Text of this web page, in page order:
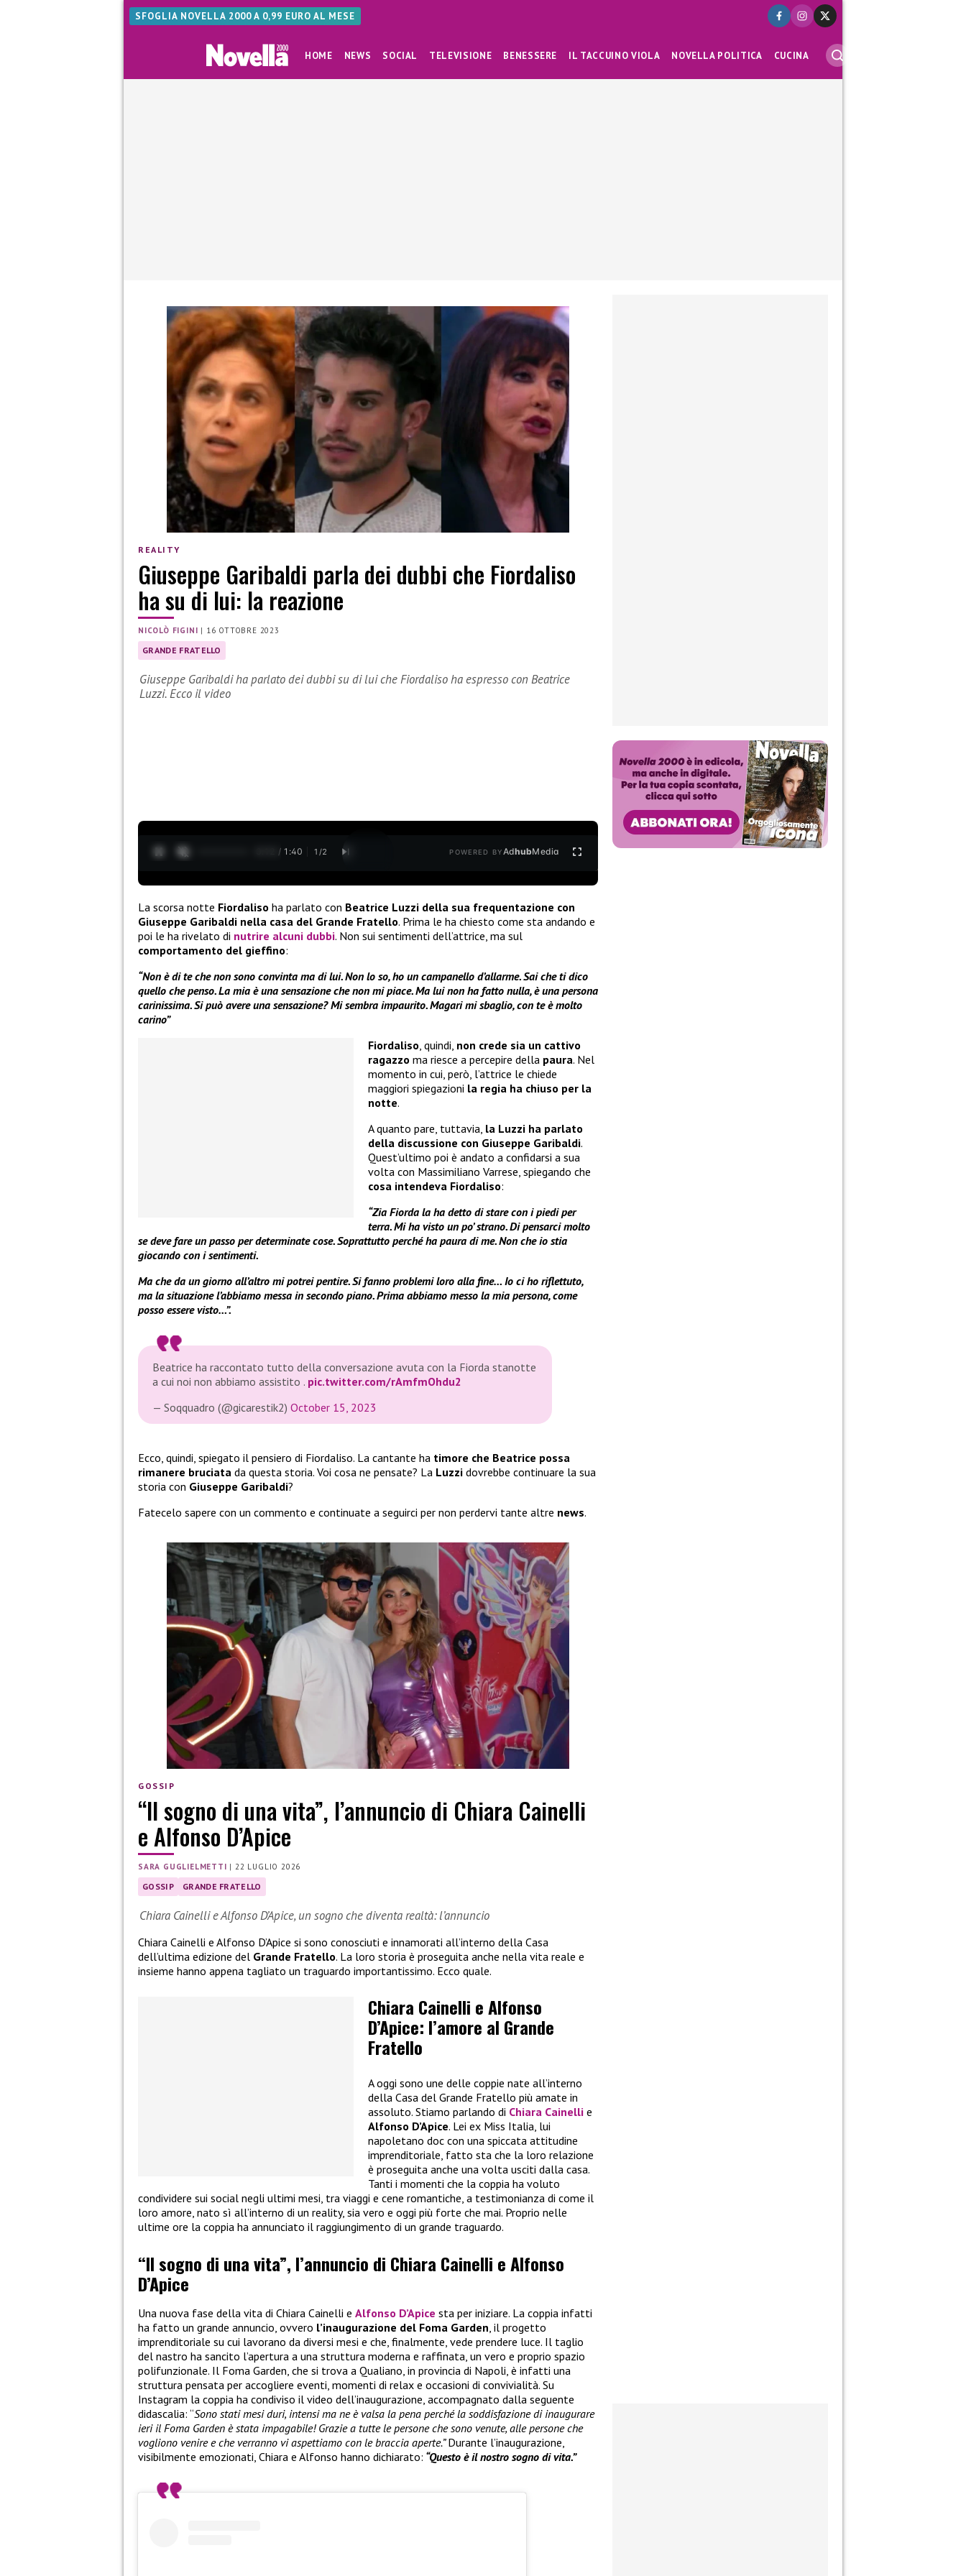
SFOGLIA NOVELLA 2000 A 0,99 EURO AL MESE
HOME NEWS SOCIAL TELEVISIONE BENESSERE IL TACCUINO VIOLA NOVELLA POLITICA CUCINA
REALITY
Giuseppe Garibaldi parla dei dubbi che Fiordaliso
ha su di lui: la reazione
NICOLÒ FIGINI | 16 OTTOBRE 2023
GRANDE FRATELLO
Giuseppe Garibaldi ha parlato dei dubbi su di lui che Fiordaliso ha espresso con Beatrice
Luzzi. Ecco il video
0:13 / 1:40 1 /2 POWERED BYAdhubMedia
La scorsa notte Fiordaliso ha parlato con Beatrice Luzzi della sua frequentazione con
Giuseppe Garibaldi nella casa del Grande Fratello. Prima le ha chiesto come sta andando e
poi le ha rivelato di nutrire alcuni dubbi. Non sui sentimenti dell’attrice, ma sul
comportamento del gieffino:
“Non è di te che non sono convinta ma di lui. Non lo so, ho un campanello d’allarme. Sai che ti dico
quello che penso. La mia è una sensazione che non mi piace. Ma lui non ha fatto nulla, è una persona
carinissima. Si può avere una sensazione? Mi sembra impaurito. Magari mi sbaglio, con te è molto
carino”
Fiordaliso , quindi, non crede sia un cattivo
ragazzo ma riesce a percepire della paura. Nel
momento in cui, però, l’attrice le chiede
maggiori spiegazioni la regia ha chiuso per la
notte.
A quanto pare, tuttavia, la Luzzi ha parlato
della discussione con Giuseppe Garibaldi.
Quest’ultimo poi è andato a confidarsi a sua
volta con Massimiliano Varrese, spiegando che
cosa intendeva Fiordaliso:
“Zia Fiorda la ha detto di stare con i piedi per
terra. Mi ha visto un po’ strano. Di pensarci molto
se deve fare un passo per determinate cose. Soprattutto perché ha paura di me. Non che io stia
giocando con i sentimenti.
Ma che da un giorno all’altro mi potrei pentire. Si fanno problemi loro alla fine… Io ci ho riflettuto,
ma la situazione l’abbiamo messa in secondo piano. Prima abbiamo messo la mia persona, come
posso essere visto…”.
Beatrice ha raccontato tutto della conversazione avuta con la Fiorda stanotte
a cui noi non abbiamo assistito . pic.twitter.com/rAmfmOhdu2
— Soqquadro (@gicarestik2) October 15, 2023
Ecco, quindi, spiegato il pensiero di Fiordaliso. La cantante ha timore che Beatrice possa
rimanere bruciata da questa storia. Voi cosa ne pensate? La Luzzi dovrebbe continuare la sua
storia con Giuseppe Garibaldi?
Fatecelo sapere con un commento e continuate a seguirci per non perdervi tante altre news.
GOSSIP
“Il sogno di una vita”, l’annuncio di Chiara Cainelli
e Alfonso D’Apice
SARA GUGLIELMETTI |22 LUGLIO 2026
GOSSIP GRANDE FRATELLO
Chiara Cainelli e Alfonso D’Apice, un sogno che diventa realtà: l’annuncio
Chiara Cainelli e Alfonso D’Apice si sono conosciuti e innamorati all’interno della Casa
dell’ultima edizione del Grande Fratello. La loro storia è proseguita anche nella vita reale e
insieme hanno appena tagliato un traguardo importantissimo. Ecco quale.
Chiara Cainelli e Alfonso
D’Apice: l’amore al Grande
Fratello
A oggi sono une delle coppie nate all’interno
della Casa del Grande Fratello più amate in
assoluto. Stiamo parlando di Chiara Cainelli e
Alfonso D’Apice. Lei ex Miss Italia, lui
napoletano doc con una spiccata attitudine
imprenditoriale, fatto sta che la loro relazione
è proseguita anche una volta usciti dalla casa.
Tanti i momenti che la coppia ha voluto
condividere sui social negli ultimi mesi, tra viaggi e cene romantiche, a testimonianza di come il
loro amore, nato sì all’interno di un reality, sia vero e oggi più forte che mai. Proprio nelle
ultime ore la coppia ha annunciato il raggiungimento di un grande traguardo.
“Il sogno di una vita”, l’annuncio di Chiara Cainelli e Alfonso
D’Apice
Una nuova fase della vita di Chiara Cainelli e Alfonso D’Apice sta per iniziare. La coppia infatti
ha fatto un grande annuncio, ovvero l’inaugurazione del Foma Garden , il progetto
imprenditoriale su cui lavorano da diversi mesi e che, finalmente, vede prendere luce. Il taglio
del nastro ha sancito l’apertura a una struttura moderna e raffinata, un vero e proprio spazio
polifunzionale. Il Foma Garden, che si trova a Qualiano, in provincia di Napoli, è infatti una
struttura pensata per accogliere eventi, momenti di relax e occasioni di convivialità. Su
Instagram la coppia ha condiviso il video dell’inaugurazione, accompagnato dalla seguente
didascalia: “Sono stati mesi duri, intensi ma ne è valsa la pena perché la soddisfazione di inaugurare
ieri il Foma Garden è stata impagabile! Grazie a tutte le persone che sono venute, alle persone che
vogliono venire e che verranno vi aspettiamo con le braccia aperte.”Durante l’inaugurazione,
visibilmente emozionati, Chiara e Alfonso hanno dichiarato: “Questo è il nostro sogno di vita.”